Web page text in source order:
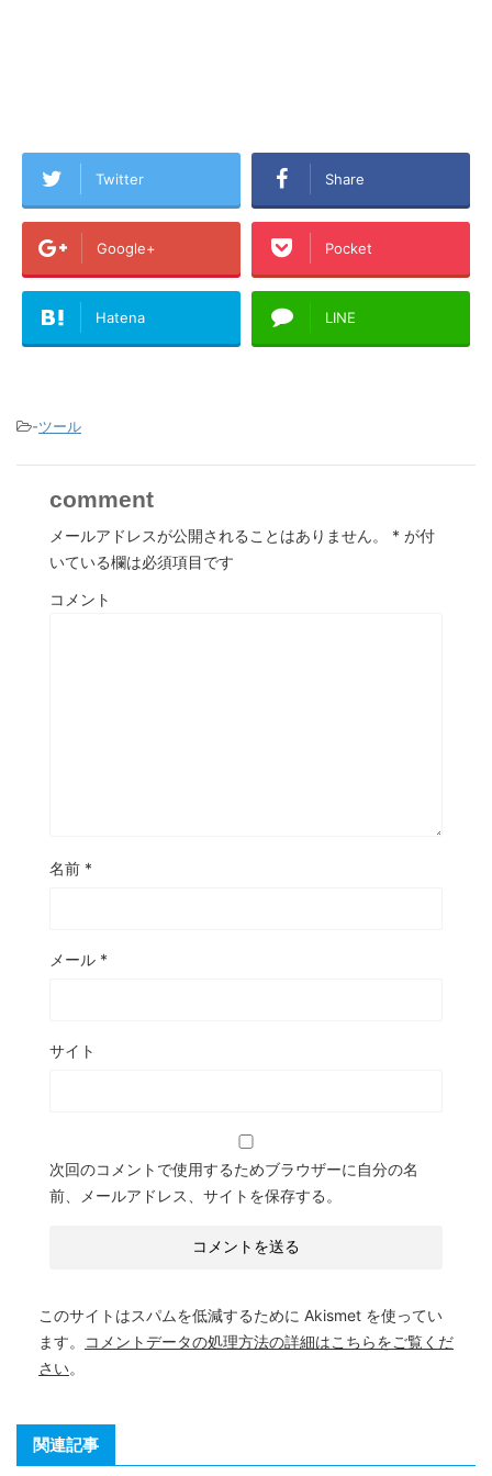
Twitter Share
Google+ Pocket
Hatena LINE
-ツール
comment
メールアドレスが公開されることはありません。 * が付
いている欄は必須項目です
コメント
名前 *
メール *
サイト
次回のコメントで使用するためブラウザーに自分の名
前、メールアドレス、サイトを保存する。
このサイトはスパムを低減するために Akismet を使ってい
ます。
コメントデータの処理方法の詳細はこちらをご覧くだ
さい。
関連記事